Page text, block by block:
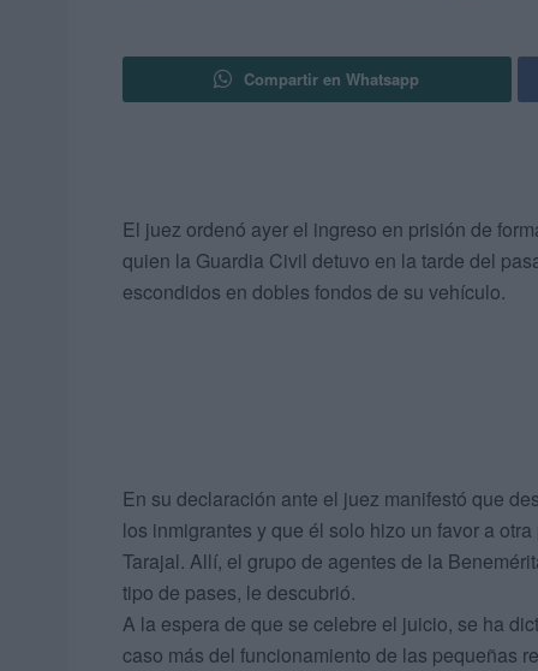
Compartir en Whatsapp
El juez ordenó ayer el ingreso en prisión de
quien la Guardia Civil detuvo en la tarde del
escondidos en dobles fondos de su vehículo.
En su declaración ante el juez manifestó que
los inmigrantes y que él solo hizo un favor a
Tarajal. Allí, el grupo de agentes de la
tipo de pases, le descubrió.
A la espera de que se celebre el juicio, se ha
caso más del funcionamiento de las pequeñas